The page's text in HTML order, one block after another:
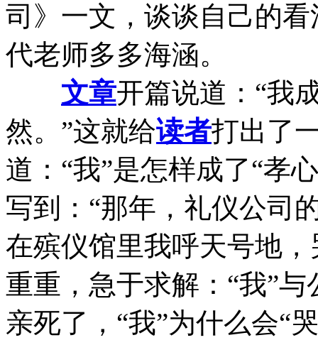
司》一文，谈谈自己的
代老师多多海涵。
文章开篇说道：“我
然。”这就给读者打出了
道：“我”是怎样成了“孝
写到：“那年，礼仪公司
在殡仪馆里我呼天号地
重重，急于求解：“我”
亲死了，“我”为什么会“